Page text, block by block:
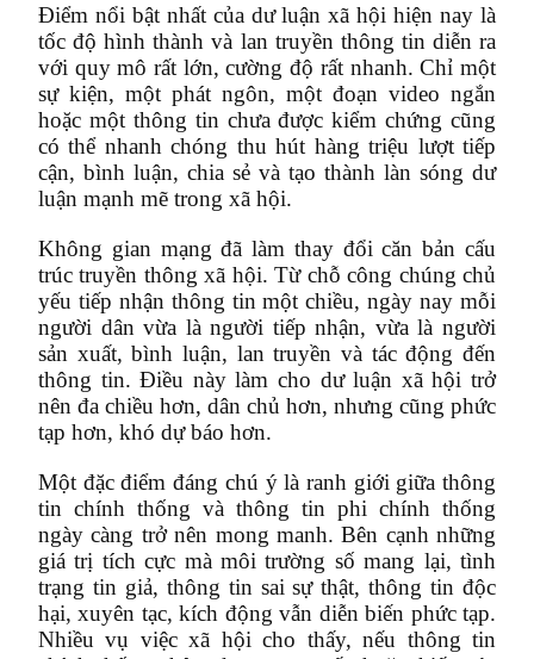
Điểm nổi bật nhất của dư luận xã hội hiện nay là
tốc độ hình thành và lan truyền thông tin diễn ra
với quy mô rất lớn, cường độ rất nhanh. Chỉ một
sự kiện, một phát ngôn, một đoạn video ngắn
hoặc một thông tin chưa được kiểm chứng cũng
có thể nhanh chóng thu hút hàng triệu lượt tiếp
cận, bình luận, chia sẻ và tạo thành làn sóng dư
luận mạnh mẽ trong xã hội.
Không gian mạng đã làm thay đổi căn bản cấu
trúc truyền thông xã hội. Từ chỗ công chúng chủ
yếu tiếp nhận thông tin một chiều, ngày nay mỗi
người dân vừa là người tiếp nhận, vừa là người
sản xuất, bình luận, lan truyền và tác động đến
thông tin. Điều này làm cho dư luận xã hội trở
nên đa chiều hơn, dân chủ hơn, nhưng cũng phức
tạp hơn, khó dự báo hơn.
Một đặc điểm đáng chú ý là ranh giới giữa thông
tin chính thống và thông tin phi chính thống
ngày càng trở nên mong manh. Bên cạnh những
giá trị tích cực mà môi trường số mang lại, tình
trạng tin giả, thông tin sai sự thật, thông tin độc
hại, xuyên tạc, kích động vẫn diễn biến phức tạp.
Nhiều vụ việc xã hội cho thấy, nếu thông tin